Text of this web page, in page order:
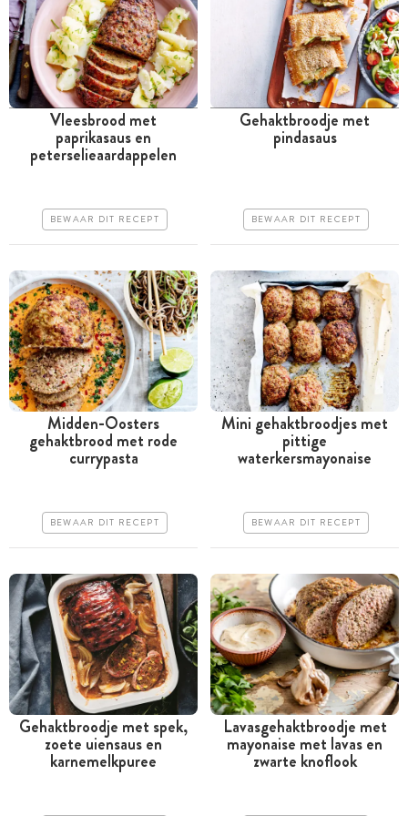
Meer dan 1 uur
Erg makkelijk
Vleesbrood met
paprikasaus en
peterselieaardappelen
BEWAAR DIT RECEPT
Meer dan 1 uur
Erg makkelijk
Gehaktbroodje met
pindasaus
BEWAAR DIT RECEPT
Tussen 30 minuten en 1
Midden-Oosters
gehaktbrood met rode
currypasta
BEWAAR DIT RECEPT
Tussen 30 minuten en 1
uur
Mini gehaktbroodjes met
pittige
waterkersmayonaise
BEWAAR DIT RECEPT
Tussen 30 minuten en 1
Gehaktbroodje met spek,
zoete uiensaus en
karnemelkpuree
Tussen 30 minuten en 1
Lavasgehaktbroodje met
mayonaise met lavas en
zwarte knoflook